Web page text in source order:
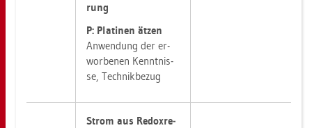
rung
P: Pla­ti­nen ätzen
An­wen­dung der er­
wor­be­nen Kennt­nis­
se, Tech­nik­be­zug
Strom aus Re­dox­re­